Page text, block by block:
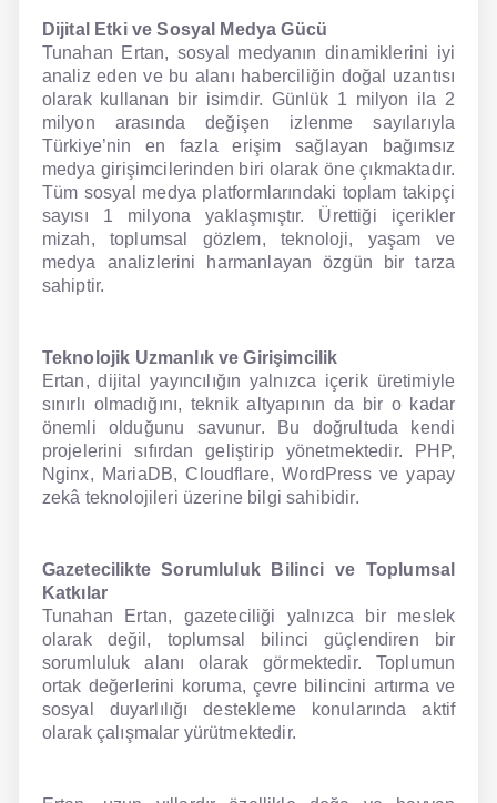
Dijital Etki ve Sosyal Medya Gücü
Tunahan Ertan, sosyal medyanın dinamiklerini iyi
analiz eden ve bu alanı haberciliğin doğal uzantısı
olarak kullanan bir isimdir. Günlük 1 milyon ila 2
milyon arasında değişen izlenme sayılarıyla
Türkiye’nin en fazla erişim sağlayan bağımsız
medya girişimcilerinden biri olarak öne çıkmaktadır.
Tüm sosyal medya platformlarındaki toplam takipçi
sayısı 1 milyona yaklaşmıştır. Ürettiği içerikler
mizah, toplumsal gözlem, teknoloji, yaşam ve
medya analizlerini harmanlayan özgün bir tarza
sahiptir.
Teknolojik Uzmanlık ve Girişimcilik
Ertan, dijital yayıncılığın yalnızca içerik üretimiyle
sınırlı olmadığını, teknik altyapının da bir o kadar
önemli olduğunu savunur. Bu doğrultuda kendi
projelerini sıfırdan geliştirip yönetmektedir. PHP,
Nginx, MariaDB, Cloudflare, WordPress ve yapay
zekâ teknolojileri üzerine bilgi sahibidir.
Gazetecilikte Sorumluluk Bilinci ve Toplumsal
Katkılar
Tunahan Ertan, gazeteciliği yalnızca bir meslek
olarak değil, toplumsal bilinci güçlendiren bir
sorumluluk alanı olarak görmektedir. Toplumun
ortak değerlerini koruma, çevre bilincini artırma ve
sosyal duyarlılığı destekleme konularında aktif
olarak çalışmalar yürütmektedir.